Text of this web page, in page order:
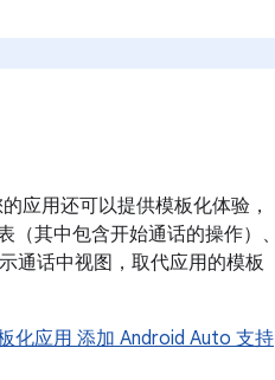
应用还可以提供模板化体验，
其中包含开始通话的操作）、
通话中视图，取代应用的模板
化应用 添加 Android Auto 支持